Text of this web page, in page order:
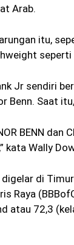
Arab.
itu,
seperti
Jr sendiri
Benn. Saat
BENN
kata Wally
digelar di
Raya
atau 72,3